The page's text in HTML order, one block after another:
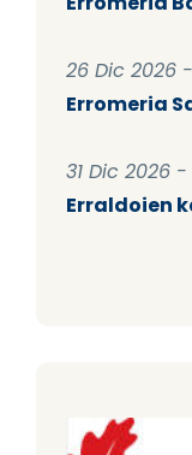
26 Dic 2026
Erromeria
31 Dic 2026 -
Erraldoien